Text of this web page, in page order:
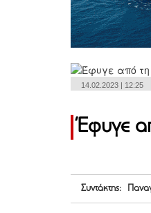
14.02.2023 | 12:25
Έφυγε
Συντάκτης: